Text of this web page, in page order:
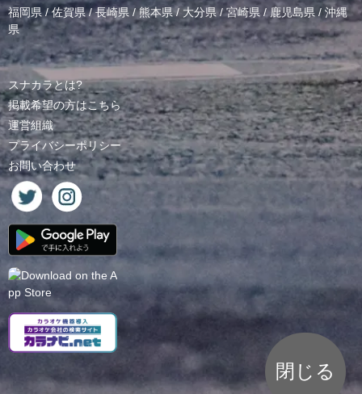
福岡県/佐賀県/長崎県 /熊本県/ 大分県/宮崎県 /鹿児島県 / 沖縄
県
スナカラとは?
掲載希望の方はこちら
運営組織
プライバシーポリシー
お問い合わせ
閉じる